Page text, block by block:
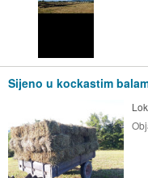
Sijeno u kockastim